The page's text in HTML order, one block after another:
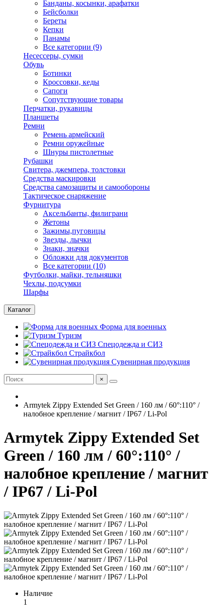
Банданы, косынки, арафатки
Бейсболки
Береты
Кепки
Панамы
Все категории (9)
Несессеры, сумки
Обувь
Ботинки
Кроссовки, кеды
Сапоги
Сопутствующие товары
Перчатки, рукавицы
Планшеты
Ремни
Ремень армейский
Ремни оружейные
Шнуры пистолетные
Рубашки
Свитера, джемпера, толстовки
Средства маскировки
Средства самозащиты и самообороны
Тактическое снаряжение
Фурнитура
Аксельбанты, филиграни
Жетоны
Зажимы,пуговицы
Звезды, лычки
Знаки, значки
Обложки для документов
Все категории (10)
Футболки, майки, тельняшки
Чехлы, подсумки
Шарфы
Каталог
Форма для военных
Туризм
Спецодежда и СИЗ
Страйкбол
Сувенирная продукция
×
Armytek Zippy Extended Set Green / 160 лм / 60°:110° /
налобное крепление / магнит / IP67 / Li-Pol
Armytek Zippy Extended Set
Green / 160 лм / 60°:110° /
налобное крепление / магнит
/ IP67 / Li-Pol
Наличие
1